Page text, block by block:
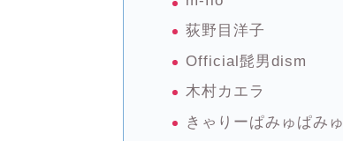
荻野目洋子
Official髭男dism
木村カエラ
きゃりーぱみゅぱみゅ